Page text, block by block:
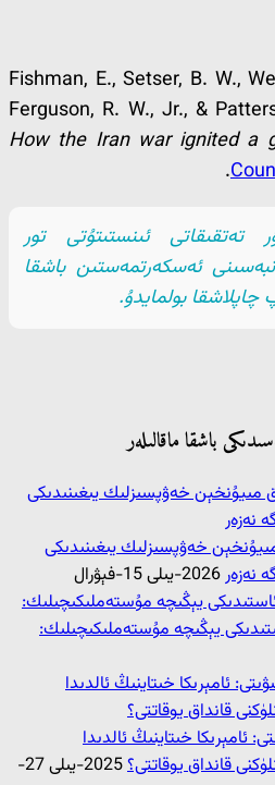
Fishman, E., Setser, B. W.,
Ferguson, R. W., Jr., &
How the Iran war ignited a
.
تەتقىقاتى ئىنستىتۇتى تور
ئەسكەرتمەستىن باشقا
بولمايدۇ.
باشقا ماقالىلەر
يىللىق مىيۇنخېن خەۋپسىزلىك يىغىنىدىكى
نەزەر2026-يىلى 15-فېۋرال
يېڭىچە مۇستەملىكىچىلىك:
ئامېرىكا خىتاينىڭ ئالدىدا
قانداق يوقاتتى؟
2025-يىلى 27-